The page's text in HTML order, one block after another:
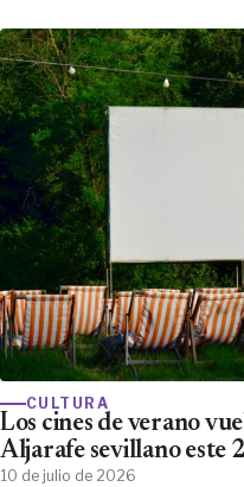
CULTURA
Los cines de verano
Aljarafe sevillano este
10 de julio de 2026